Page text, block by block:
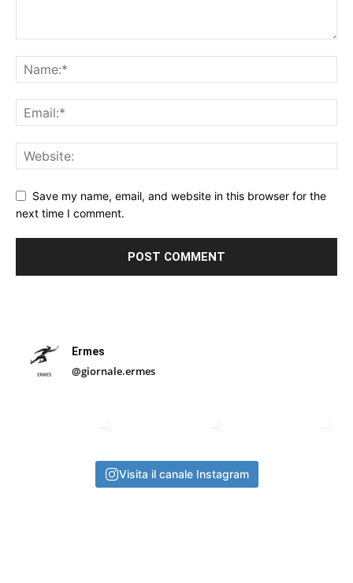
Save my name, email, and website in this browser for the
next time I comment.
Ermes
@giornale.ermes
Visita il canale Instagram